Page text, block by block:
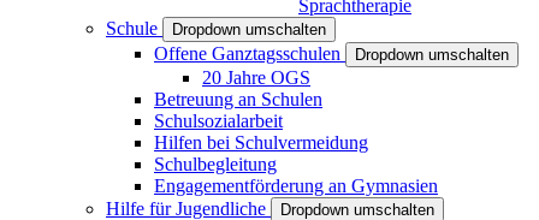
Sprachtherapie
Schule
Dropdown umschalten
Offene Ganztagsschulen Dropdown umschalten
20 Jahre OGS
Betreuung an Schulen
Schulsozialarbeit
Hilfen bei Schulvermeidung
Schulbegleitung
Engagementförderung an Gymnasien
Hilfe für Jugendliche
Dropdown umschalten